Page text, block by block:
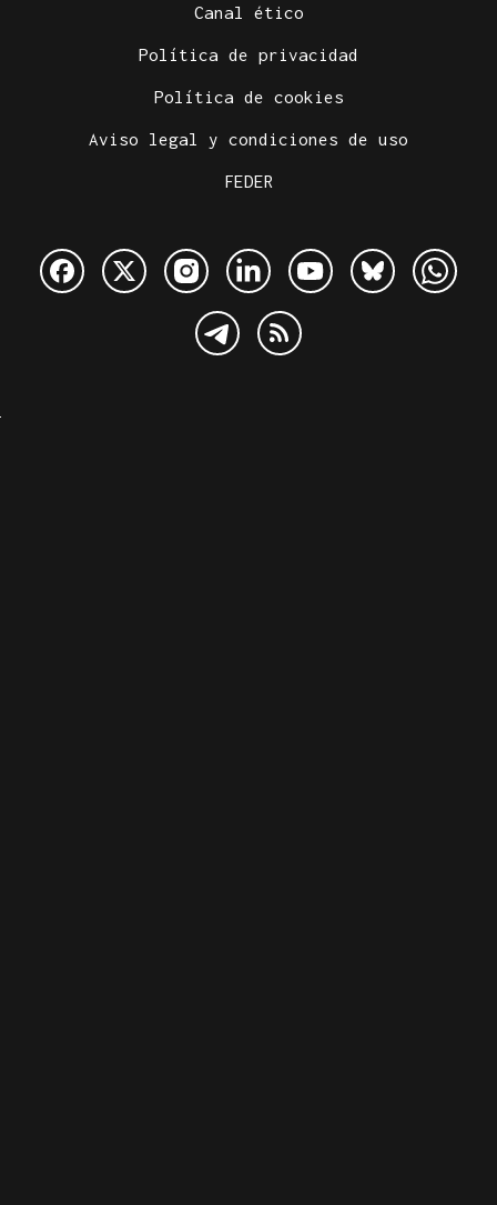
Canal ético
Política de privacidad
Política de cookies
Aviso legal y condiciones de uso
FEDER